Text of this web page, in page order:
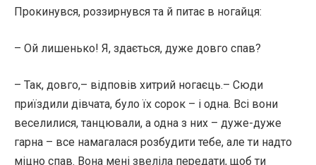
Прокинувся, роззирнувся та й питає в ногайця:
– Ой лишенько! Я, здається, дуже довго спав?
– Так, довго,– відповів хитрий ногаєць.– Сюди
приїздили дівчата, було їх сорок – і одна. Всі вони
веселилися, танцювали, а одна з них – дуже-дуже
гарна – все намагалася розбудити тебе, але ти надто
міцно спав. Вона мені звеліла передати, щоб ти